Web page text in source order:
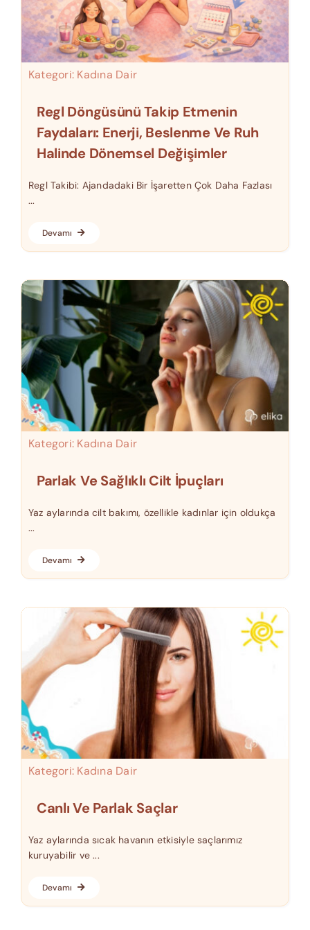
Kategori: Kadına Dair
Regl Döngüsünü Takip Etmenin
Faydaları: Enerji, Beslenme Ve Ruh
Halinde Dönemsel Değişimler
Regl Takibi: Ajandadaki Bir İşaretten Çok Daha Fazlası
...
Devamı
Kategori: Kadına Dair
Parlak Ve Sağlıklı Cilt İpuçları
Yaz aylarında cilt bakımı, özellikle kadınlar için oldukça
...
Devamı
Kategori: Kadına Dair
Canlı Ve Parlak Saçlar
Yaz aylarında sıcak havanın etkisiyle saçlarımız
kuruyabilir ve ...
Devamı